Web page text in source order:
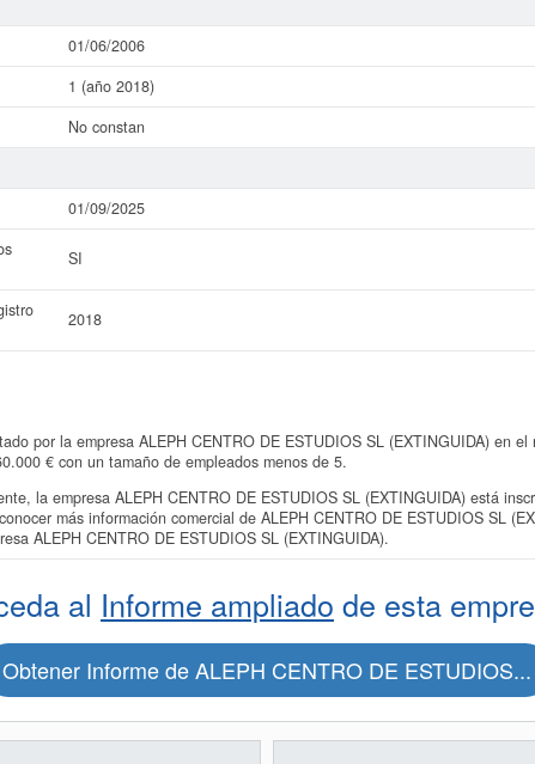
01/06/2006
1 (año 2018)
No constan
01/09/2025
SI
2018
por la empresa ALEPH CENTRO DE ESTUDIOS SL (EXTINGUIDA) en
€ con un tamaño de empleados menos de 5.
la empresa ALEPH CENTRO DE ESTUDIOS SL (EXTINGUIDA) está
más información comercial de ALEPH CENTRO DE ESTUDIOS SL
ALEPH CENTRO DE ESTUDIOS SL (EXTINGUIDA).
al Informe ampliado de esta
Obtener Informe de ALEPH CENTRO DE ESTUDIOS...